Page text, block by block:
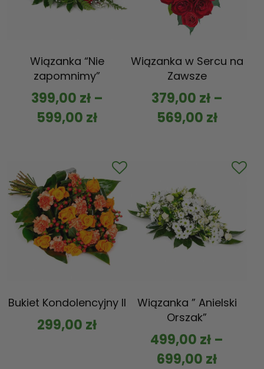
Wiązanka “Nie
zapomnimy”
399,00 zł–
599,00 zł
Wiązanka w Sercu na
Zawsze
379,00 zł–
569,00 zł
Bukiet Kondolencyjny II
299,00 zł
Wiązanka ” Anielski
Orszak”
499,00 zł –
699,00 zł